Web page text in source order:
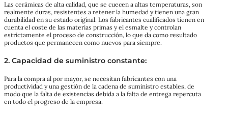
Las cerámicas de alta calidad, que se cuecen a altas temperaturas, son
realmente duras, resistentes a retener la humedad y tienen una gran
durabilidad en su estado original. Los fabricantes cualificados tienen en
cuenta el coste de las materias primas y el esmalte y controlan
estrictamente el proceso de construcción, lo que da como resultado
productos que permanecen como nuevos para siempre.
2. Capacidad de suministro constante:
Para la compra al por mayor, se necesitan fabricantes con una
productividad y una gestión de la cadena de suministro estables, de
modo que la falta de existencias debida a la falta de entrega repercuta
en todo el progreso de la empresa.